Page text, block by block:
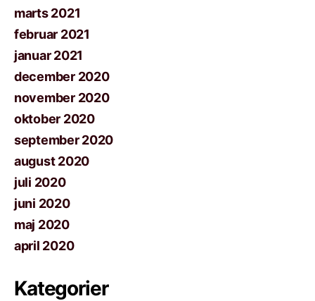
marts 2021
februar 2021
januar 2021
december 2020
november 2020
oktober 2020
september 2020
august 2020
juli 2020
juni 2020
maj 2020
april 2020
Kategorier